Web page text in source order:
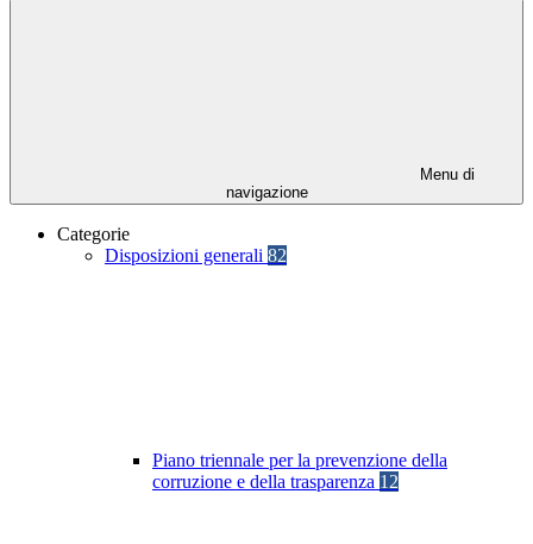
Menu di
navigazione
Categorie
Disposizioni generali 82
Piano triennale per la prevenzione della
corruzione e della trasparenza 12